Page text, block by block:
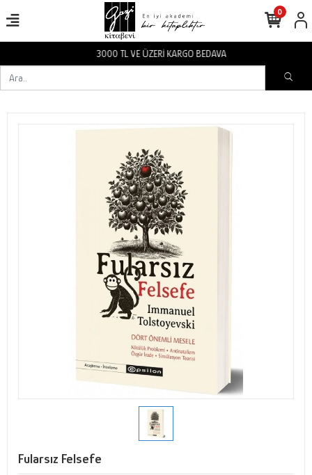
3000 TL VE ÜZERİ KARGO BEDAVA
0
Fularsız Felsefe